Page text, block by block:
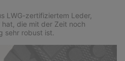
LWG-zertifiziertem Leder,
die mit der Zeit noch
sehr robust ist.